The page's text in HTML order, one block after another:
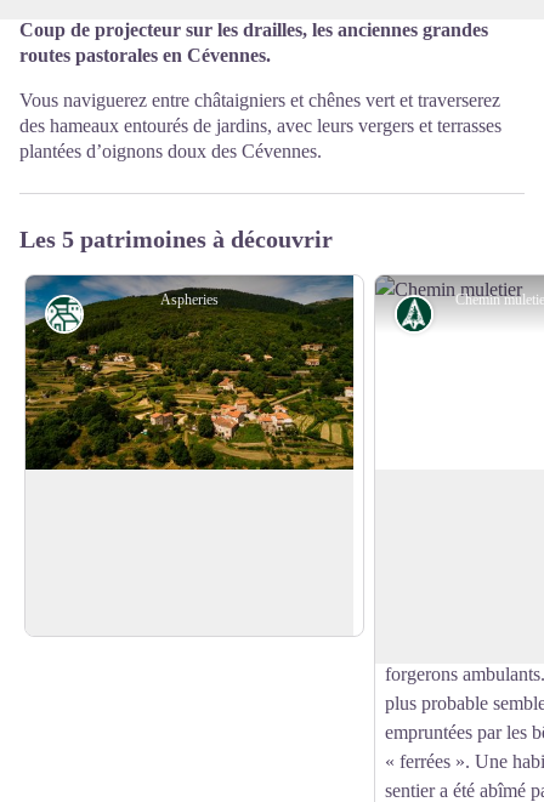
Coup de projecteur sur les drailles, les anciennes grandes
routes pastorales en Cévennes.
Vous naviguerez entre châtaigniers et chênes vert et traverserez
des hameaux entourés de jardins, avec leurs vergers et terrasses
plantées d’oignons doux des Cévennes.
Les 5 patrimoines à découvrir
Aspheries
Patrimoine
Chemin
Histoire
forgerons
plus probable
empruntées par les
« ferrées ». Une
sentier a été abîmé